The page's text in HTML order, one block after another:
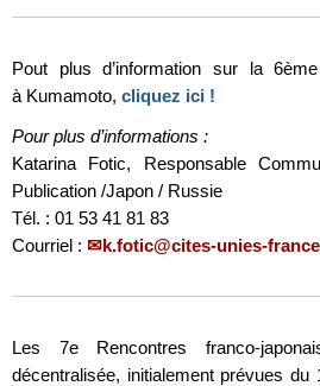
Pout plus d’information sur la
à Kumamoto, cliquez ici !
Pour plus d’informations :
Katarina Fotic, Responsable
Publication /Japon / Russie
Tél. : 01 53 41 81 83
Courriel :
k.fotic@cites-unies-
Les 7e Rencontres franco-
décentralisée, initialement prévues du